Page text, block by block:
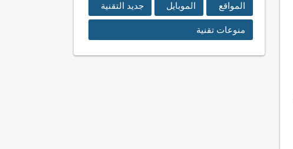
المواقع الموبايل جديد التقنية
منوعات تقنية